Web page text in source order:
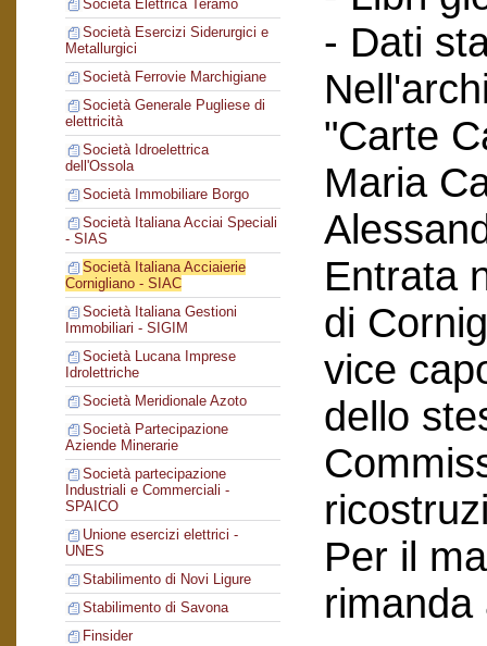
Società Elettrica Teramo
Società Esercizi Siderurgici e
Metallurgici
Società Ferrovie Marchigiane
Società Generale Pugliese di
elettricità
Società Idroelettrica
dell'Ossola
Società Immobiliare Borgo
Società Italiana Acciai Speciali
- SIAS
Società Italiana Acciaierie
Cornigliano - SIAC
Società Italiana Gestioni
Immobiliari - SIGIM
Società Lucana Imprese
Idrolettriche
Società Meridionale Azoto
Società Partecipazione
Aziende Minerarie
Società partecipazione
Industriali e Commerciali -
SPAICO
Unione esercizi elettrici -
UNES
Stabilimento di Novi Ligure
Stabilimento di Savona
Finsider
- Dati
"Carte
Maria
Entrata
di
vice
dello
Per il
rimanda